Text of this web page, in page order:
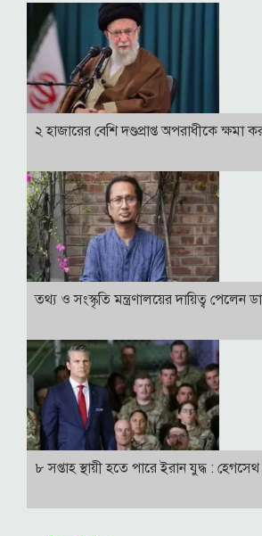
২ হাজারের বেশি দণ্ডপ্রাপ্ত অপরাধীকে ক্ষমা
তথ্য ও সংস্কৃতি মন্ত্রণালয়ের দায়িত্ব পেলেন
৮ সপ্তাহ স্থায়ী হতে পারে ইরান যুদ্ধ : হেগসেথ